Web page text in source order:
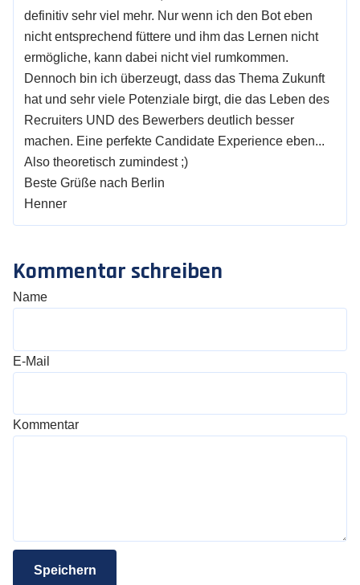
definitiv sehr viel mehr. Nur wenn ich den Bot eben
nicht entsprechend füttere und ihm das Lernen nicht
ermögliche, kann dabei nicht viel rumkommen.
Dennoch bin ich überzeugt, dass das Thema Zukunft
hat und sehr viele Potenziale birgt, die das Leben des
Recruiters UND des Bewerbers deutlich besser
machen. Eine perfekte Candidate Experience eben...
Also theoretisch zumindest ;)
Beste Grüße nach Berlin
Henner
Kommentar schreiben
Name
E-Mail
Kommentar
Speichern